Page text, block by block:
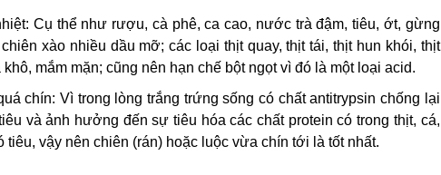
Cụ thể như rượu, cà phê, ca cao, nước trà đậm, tiêu, ớt, gừng
xào nhiều dầu mỡ; các loại thịt quay, thịt tái, thịt hun khói, thịt
mắm mặn; cũng nên hạn chế bột ngọt vì đó là một loại acid.
chín: Vì trong lòng trắng trứng sống có chất antitrypsin chống lại
và ảnh hưởng đến sự tiêu hóa các chất protein có trong thịt, cá,
vậy nên chiên (rán) hoặc luộc vừa chín tới là tốt nhất.